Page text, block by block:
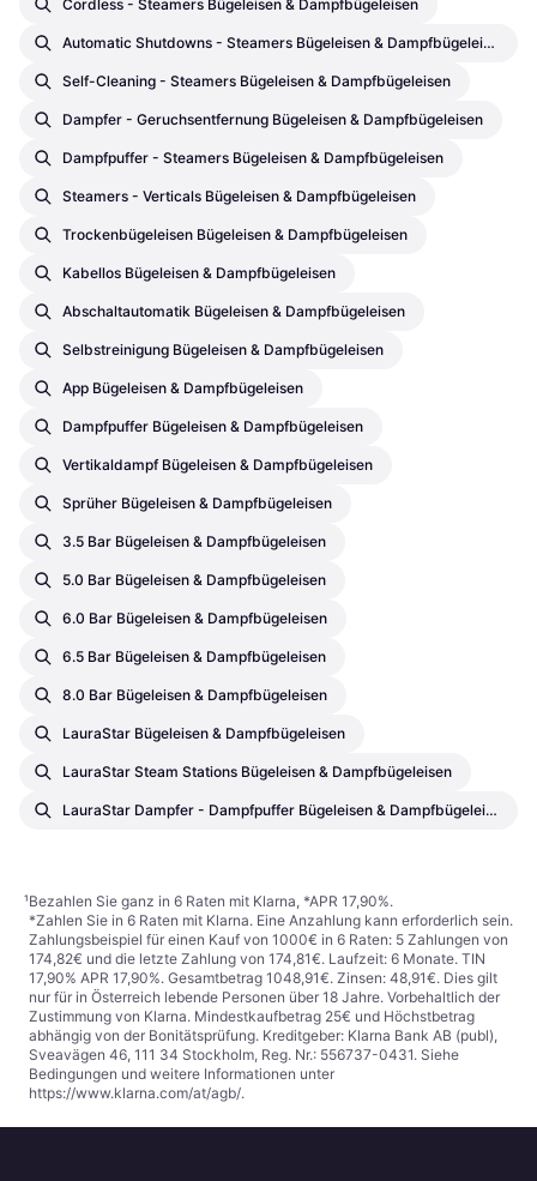
Cordless - Steamers Bügeleisen & Dampfbügeleisen
Automatic Shutdowns - Steamers Bügeleisen & Dampfbügeleisen
Self-Cleaning - Steamers Bügeleisen & Dampfbügeleisen
Dampfer - Geruchsentfernung Bügeleisen & Dampfbügeleisen
Dampfpuffer - Steamers Bügeleisen & Dampfbügeleisen
Steamers - Verticals Bügeleisen & Dampfbügeleisen
Trockenbügeleisen Bügeleisen & Dampfbügeleisen
Kabellos Bügeleisen & Dampfbügeleisen
Abschaltautomatik Bügeleisen & Dampfbügeleisen
Selbstreinigung Bügeleisen & Dampfbügeleisen
App Bügeleisen & Dampfbügeleisen
Dampfpuffer Bügeleisen & Dampfbügeleisen
Vertikaldampf Bügeleisen & Dampfbügeleisen
Sprüher Bügeleisen & Dampfbügeleisen
3.5 Bar Bügeleisen & Dampfbügeleisen
5.0 Bar Bügeleisen & Dampfbügeleisen
6.0 Bar Bügeleisen & Dampfbügeleisen
6.5 Bar Bügeleisen & Dampfbügeleisen
8.0 Bar Bügeleisen & Dampfbügeleisen
LauraStar Bügeleisen & Dampfbügeleisen
LauraStar Steam Stations Bügeleisen & Dampfbügeleisen
LauraStar Dampfer - Dampfpuffer Bügeleisen & Dampfbügeleisen
¹Bezahlen Sie ganz in 6 Raten mit Klarna, *APR 17,90%.
*Zahlen Sie in 6 Raten mit Klarna. Eine Anzahlung kann erforderlich sein.
Zahlungsbeispiel für einen Kauf von 1000€ in 6 Raten: 5 Zahlungen von
174,82€ und die letzte Zahlung von 174,81€. Laufzeit: 6 Monate. TIN
17,90% APR 17,90%. Gesamtbetrag 1048,91€. Zinsen: 48,91€. Dies gilt
nur für in Österreich lebende Personen über 18 Jahre. Vorbehaltlich der
Zustimmung von Klarna. Mindestkaufbetrag 25€ und Höchstbetrag
abhängig von der Bonitätsprüfung. Kreditgeber: Klarna Bank AB (publ),
Sveavägen 46, 111 34 Stockholm, Reg. Nr.: 556737-0431. Siehe
Bedingungen und weitere Informationen unter
https://www.klarna.com/at/agb/.